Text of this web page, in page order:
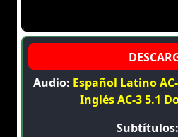
Audio: Español Latino
Inglés AC-3 5.1
Subtítulos: